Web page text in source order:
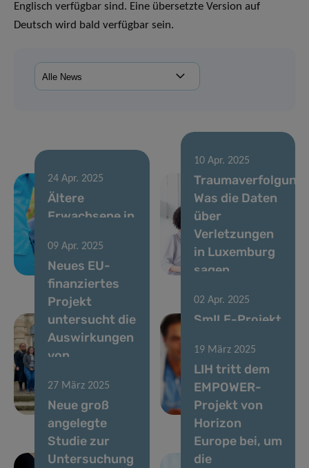
Englisch verfügbar sind. Eine übersetzte Version auf
Deutsch wird bald verfügbar sein.
24 Apr. 2025
Ältere
Erwachsene in
Krebsleitlinien
übersehen
10 Apr. 2025
Traumaverfolgung:
Was die Daten
über
Verletzungen
in Luxemburg
sagen
09 Apr. 2025
Neues EU-
finanziertes
Projekt
untersucht die
Auswirkungen
von
auf die
Gehirngesundheit
02 Apr. 2025
SmILE-Projekt
Innovation im
Management
muskuloskelettaler
Erkrankungen
27 März 2025
Neue groß
angelegte
Studie zur
Untersuchung
19 März 2025
LIH tritt dem
EMPOWER-
Projekt von
Horizon
Europe bei, um
die